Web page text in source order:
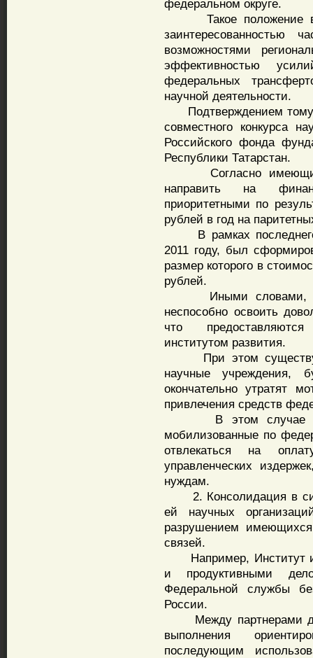
федеральном округе.
Такое положение
заинтересованностью
возможностями
эффективностью
федеральных
научной деятельности.
Подтверждением тому
совместного конкурса
Российского фонда
Республики Татарстан.
Согласно
направить на
приоритетными по
рублей в год на
В рамках последнего
2011 году, был
размер которого в
рублей.
Иными словами,
неспособно освоить
что
институтом развития.
При этом
научные учреждения,
окончательно утратят
привлечения средств
В этом случае
мобилизованные по
отвлекаться на
управленческих
нуждам.
2. Консолидация в
ей научных
разрушением имеющихся
связей.
Например, Институт
и продуктивными
Федеральной службы
России.
Между партнерами
выполнения
последующим